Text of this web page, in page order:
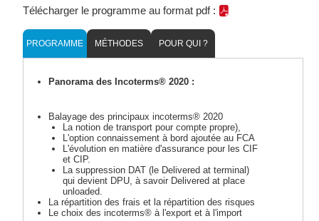
Télécharger le programme au format pdf :
PROGRAMME MÉTHODES POUR QUI ?
Panorama des Incoterms® 2020 :
Balayage des principaux incoterms® 2020
La notion de transport pour compte propre),
L'option connaissement à bord ajoutée au FCA
L'évolution en matière d'assurance pour les CIF
et CIP.
La suppression DAT (le Delivered at terminal)
qui devient DPU, à savoir Delivered at place
unloaded.
La répartition des frais et la répartition des risques
Le choix des incoterms® à l'export et à l'import